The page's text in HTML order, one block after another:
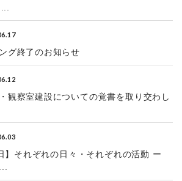
グ終了のお知らせ
観察室建設についての覚書を取り交わし
】それぞれの日々・それぞれの活動 ー